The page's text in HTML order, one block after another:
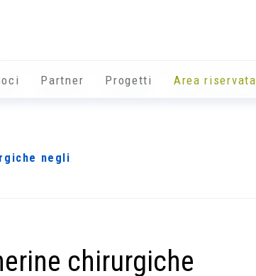
Partner Progetti Area riservata
negli
chirurgiche